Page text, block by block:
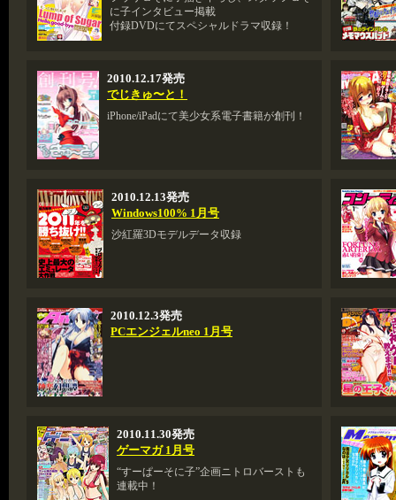
に子インタビュー掲載
付録DVDにてスペシャルドラマ収録！
2010.12.17発売
でじきゅ〜と！
iPhone/iPadにて美少女系電子書籍が創刊！
2010.12.13発売
Windows100% 1月号
沙紅羅3Dモデルデータ収録
2010.12.3発売
PCエンジェルneo 1月号
2010.11.30発売
ゲーマガ 1月号
“すーぱーそに子”企画ニトロバーストも
連載中！